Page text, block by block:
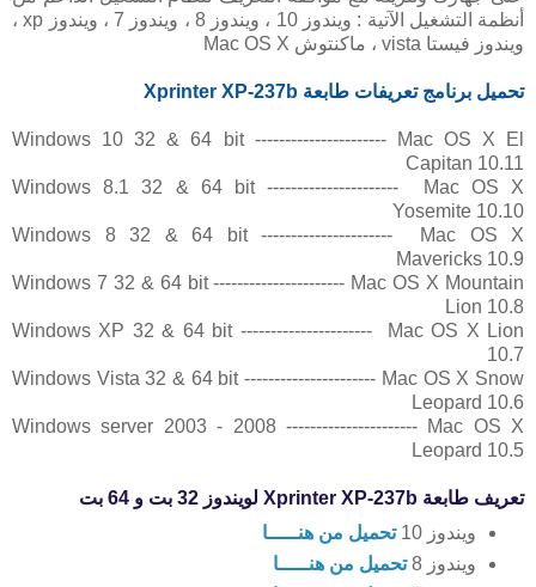
أنظمة التشغيل الآتية : ويندوز 10 ، ويندوز 8 ، ويندوز 7 ، ويندوز xp ،
ويندوز فيستا vista ، ماكنتوش Mac OS X
تحميل برنامج تعريفات طابعة Xprinter XP-237b
Windows 10 32 & 64 bit ---------------------- Mac OS X El
Capitan 10.11
Windows 8.1 32 & 64 bit ---------------------- Mac OS X
Yosemite 10.10
Windows 8 32 & 64 bit ---------------------- Mac OS X
Mavericks 10.9
Windows 7 32 & 64 bit ---------------------- Mac OS X Mountain
Lion 10.8
Windows XP 32 & 64 bit ---------------------- Mac OS X Lion
10.7
Windows Vista 32 & 64 bit ---------------------- Mac OS X Snow
Leopard 10.6
Windows server 2003 - 2008 ---------------------- Mac OS X
Leopard 10.5
تعريف طابعة Xprinter XP-237b لويندوز 32 بت و 64 بت
ويندوز 10
تحميل من هنـــــا
ويندوز 8
تحميل من هنـــــا